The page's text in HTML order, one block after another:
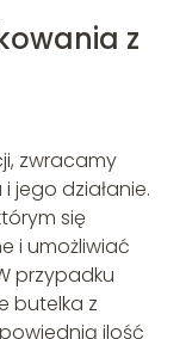
z
zwracamy
jego działanie.
się
i umożliwiać
przypadku
butelka z
ilość